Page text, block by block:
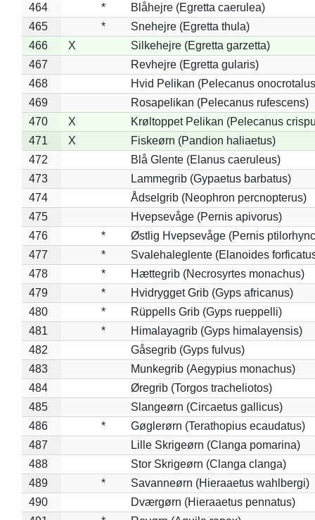
464
*
Blåhejre (Egretta caerulea)
465
*
Snehejre (Egretta thula)
466
X
Silkehejre (Egretta garzetta)
467
Revhejre (Egretta gularis)
468
Hvid Pelikan (Pelecanus
469
Rosapelikan (Pelecanus rufescens)
470
X
Krøltoppet Pelikan (Pelecanus
471
X
Fiskeørn (Pandion haliaetus)
472
Blå Glente (Elanus caeruleus)
473
Lammegrib (Gypaetus barbatus)
474
Ådselgrib (Neophron percnopterus)
475
Hvepsevåge (Pernis apivorus)
476
*
Østlig Hvepsevåge (Pernis
477
*
Svalehaleglente (Elanoides
478
*
Hættegrib (Necrosyrtes monachus)
479
*
Hvidrygget Grib (Gyps africanus)
480
*
Rüppells Grib (Gyps rueppelli)
481
*
Himalayagrib (Gyps himalayensis)
482
Gåsegrib (Gyps fulvus)
483
Munkegrib (Aegypius monachus)
484
Øregrib (Torgos tracheliotos)
485
Slangeørn (Circaetus gallicus)
486
*
Gøglerørn (Terathopius ecaudatus)
487
Lille Skrigeørn (Clanga pomarina)
488
Stor Skrigeørn (Clanga clanga)
489
*
Savanneørn (Hieraaetus wahlbergi)
490
Dværgørn (Hieraaetus pennatus)